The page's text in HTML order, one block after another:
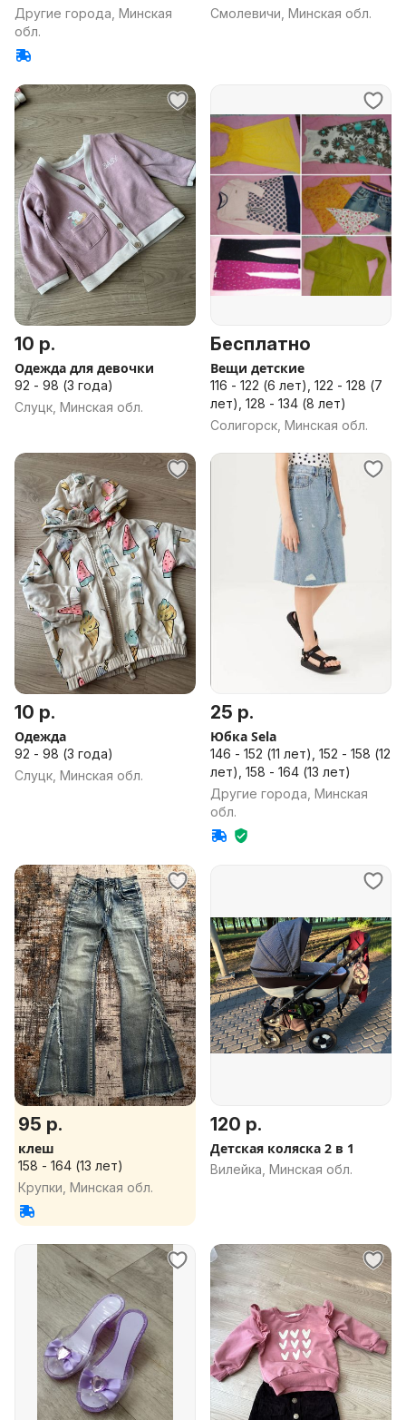
Другие города, Минская
обл.
Смолевичи, Минская обл.
10 р.
Одежда для девочки
92 - 98 (3 года)
Слуцк, Минская обл.
Бесплатно
Вещи детские
116 - 122 (6 лет), 122 - 128 (7
лет), 128 - 134 (8 лет)
Солигорск, Минская обл.
10 р.
Одежда
92 - 98 (3 года)
Слуцк, Минская обл.
25 р.
Юбка Sela
146 - 152 (11 лет), 152 - 158 (12
лет), 158 - 164 (13 лет)
Другие города, Минская
обл.
95 р.
клеш
158 - 164 (13 лет)
Крупки, Минская обл.
120 р.
Детская коляска 2 в 1
Вилейка, Минская обл.